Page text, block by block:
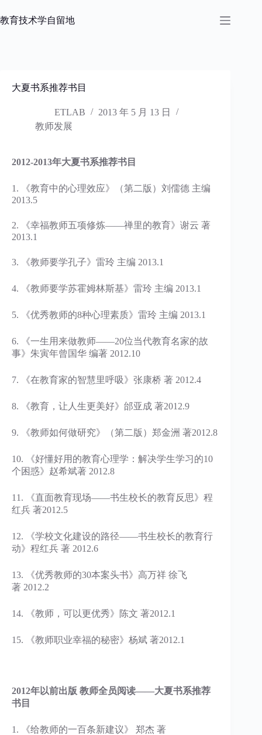
过
教育技术学自留地
大夏书系推荐书目
ETLAB
2013 年 5 月 13 日
教师发展
2012-2013年大夏书系推荐书目
1. 《教育中的心理效应》（第二版）刘儒德 主编
2013.5
2. 《幸福教师五项修炼——禅里的教育》谢云 著
2013.1
3. 《教师要学孔子》雷玲 主编 2013.1
4. 《教师要学苏霍姆林斯基》雷玲 主编 2013.1
5. 《优秀教师的8种心理素质》雷玲 主编 2013.1
6. 《一生用来做教师——20位当代教育名家的故
事》朱寅年曾国华 编著 2012.10
7. 《在教育家的智慧里呼吸》张康桥 著 2012.4
8. 《教育，让人生更美好》邰亚成 著2012.9
9. 《教师如何做研究》（第二版）郑金洲 著2012.8
10. 《好懂好用的教育心理学：解决学生学习的10
个困惑》赵希斌著 2012.8
11. 《直面教育现场——书生校长的教育反思》程
红兵 著2012.5
12. 《学校文化建设的路径——书生校长的教育行
动》程红兵 著 2012.6
13. 《优秀教师的30本案头书》高万祥 徐飞
著 2012.2
14. 《教师，可以更优秀》陈文 著2012.1
15. 《教师职业幸福的秘密》杨斌 著2012.1
2012年以前出版 教师全员阅读——大夏书系推荐
书目
1. 《给教师的一百条新建议》 郑杰 著